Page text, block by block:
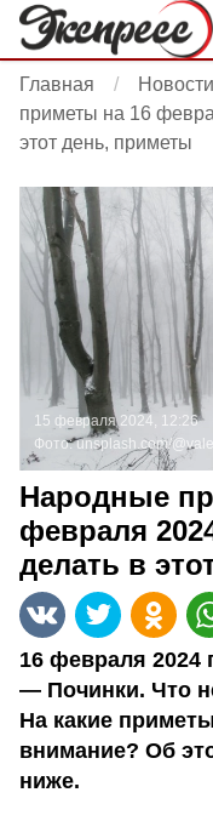
Главная Новости
приметы на 16
этот день, приметы
15 февраля 2024, 12:26
Фото:unsplash.com/
Народные
февраля
делать в
16 февраля 2024
— Починки. Что
На какие
внимание? Об
ниже.